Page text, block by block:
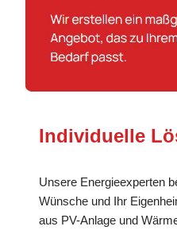
Individuelle
Unsere Energieexperten
Wünsche und Ihr
aus PV-Anlage und